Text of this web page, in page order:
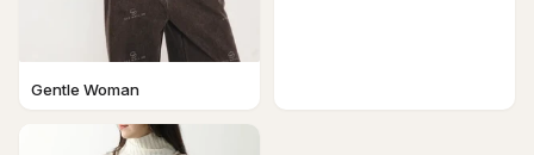
Gentle Woman